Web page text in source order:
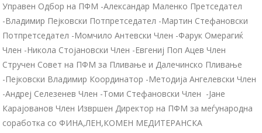
Управен Одбор на ПФМ -Александар Маленко Претседател
-Владимир Пејковски Потпретседател -Мартин Стефановски
Потпретседател -Момчило Антевски Член -Фарук Омерагиќ
Член -Никола Стојановски Член -Евгениј Поп Ацев Член
Стручен Совет на ПФМ за Пливање и Далечинско Пливање
-Пејковски Владимир Координатор -Методија Ангелевски Член
-Андреј Селезенев Член -Томи Стефановски Член -Јане
Карајованов Член Извршен Директор на ПФМ за меѓународна
соработка со ФИНА,ЛЕН,КОМЕН МЕДИТЕРАНСКА